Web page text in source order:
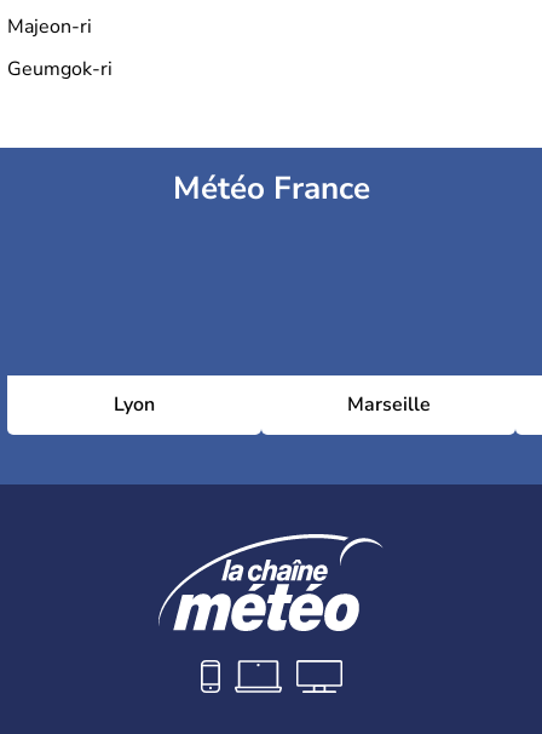
Majeon-ri
Geumgok-ri
Météo France
Lyon Marseille